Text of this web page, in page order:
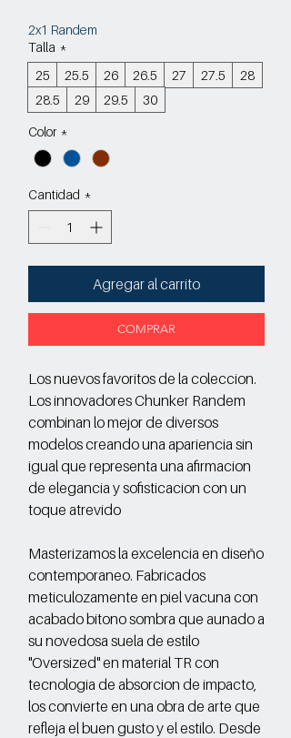
2x1 Randem
Talla *
25
25.5 26 26.5 27 27.5
28
28.5
29 29.5 30
Color *
Cantidad *
Agregar al carrito
COMPRAR
Los nuevos favoritos de la coleccion.
Los innovadores Chunker Randem
combinan lo mejor de diversos
modelos creando una apariencia sin
igual que representa una afirmacion
de elegancia y sofisticacion con un
toque atrevido
Masterizamos la excelencia en diseño
contemporaneo. Fabricados
meticulozamente en piel vacuna con
acabado bitono sombra que aunado a
su novedosa suela de estilo
"Oversized" en material TR con
tecnologia de absorcion de impacto,
los convierte en una obra de arte que
refleja el buen gusto y el estilo. Desde